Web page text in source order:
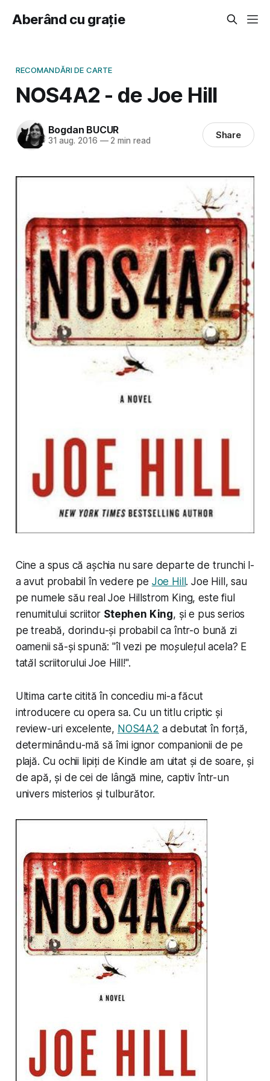
Aberând cu grație
RECOMANDĂRI DE CARTE
NOS4A2 - de Joe Hill
Bogdan BUCUR
31 aug. 2016 —2 min read Share
Cine a spus că așchia nu sare departe de trunchi l-
a avut probabil în vedere pe Joe Hill . Joe Hill, sau
pe numele său real Joe Hillstrom King, este fiul
renumitului scriitor Stephen King, și e pus serios
pe treabă, dorindu-și probabil ca într-o bună zi
oamenii să-și spună: "îl vezi pe moșulețul acela? E
tatăl scriitorului Joe Hill!".
Ultima carte citită în concediu mi-a făcut
introducere cu opera sa. Cu un titlu criptic și
review-uri excelente, NOS4A2 a debutat în forță,
determinându-mă să îmi ignor companionii de pe
plajă. Cu ochii lipiți de Kindle am uitat și de soare, și
de apă, și de cei de lângă mine, captiv într-un
univers misterios și tulburător.